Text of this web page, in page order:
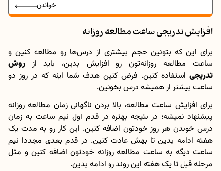
خواندن
افزایش تدریجی ساعت مطالعه روزانه
برای این که بتونین حجم بیشتری از درس‌ها رو مطالعه کنین و
ساعت مطالعه روزانه‌تون رو افزایش بدین، باید از روش
تدریجی استفاده کنین. فرض کنین هدف شما اینه که در روز دو
ساعت بیشتر از همیشه درس بخونین.
برای افزایش ساعت مطالعه، بالا بردن ناگهانی زمان مطالعه روزانه
پیشنهاد نمیشه؛ در نتیجه بهتره در قدم اول نیم ساعت به زمان
درس خوندن هر روز خودتون اضافه کنین. این کار رو به مدت یک
هفته ادامه بدین تا بهش عادت کنین. در قدم بعدی مجددا نیم
ساعت دیگه به ساعت مطالعه روزانه خودتون اضافه کنین و مثل
مرحله قبل تا یک هفته این روند رو ادامه بدین.